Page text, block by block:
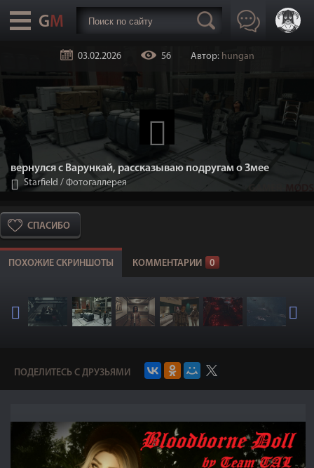
03.02.2026 56 Автор: hungan
вернулся с Варункай, рассказываю подругам о Змее
Starfield / Фотогаллерея
СПАСИБО
ПОХОЖИЕ СКРИНШОТЫ КОММЕНТАРИИ 0
ПОДЕЛИТЕСЬ С ДРУЗЬЯМИ